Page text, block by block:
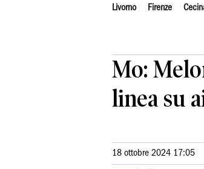
Livorno Firenze
Mo:
linea su
18 ottobre 2024 17:05